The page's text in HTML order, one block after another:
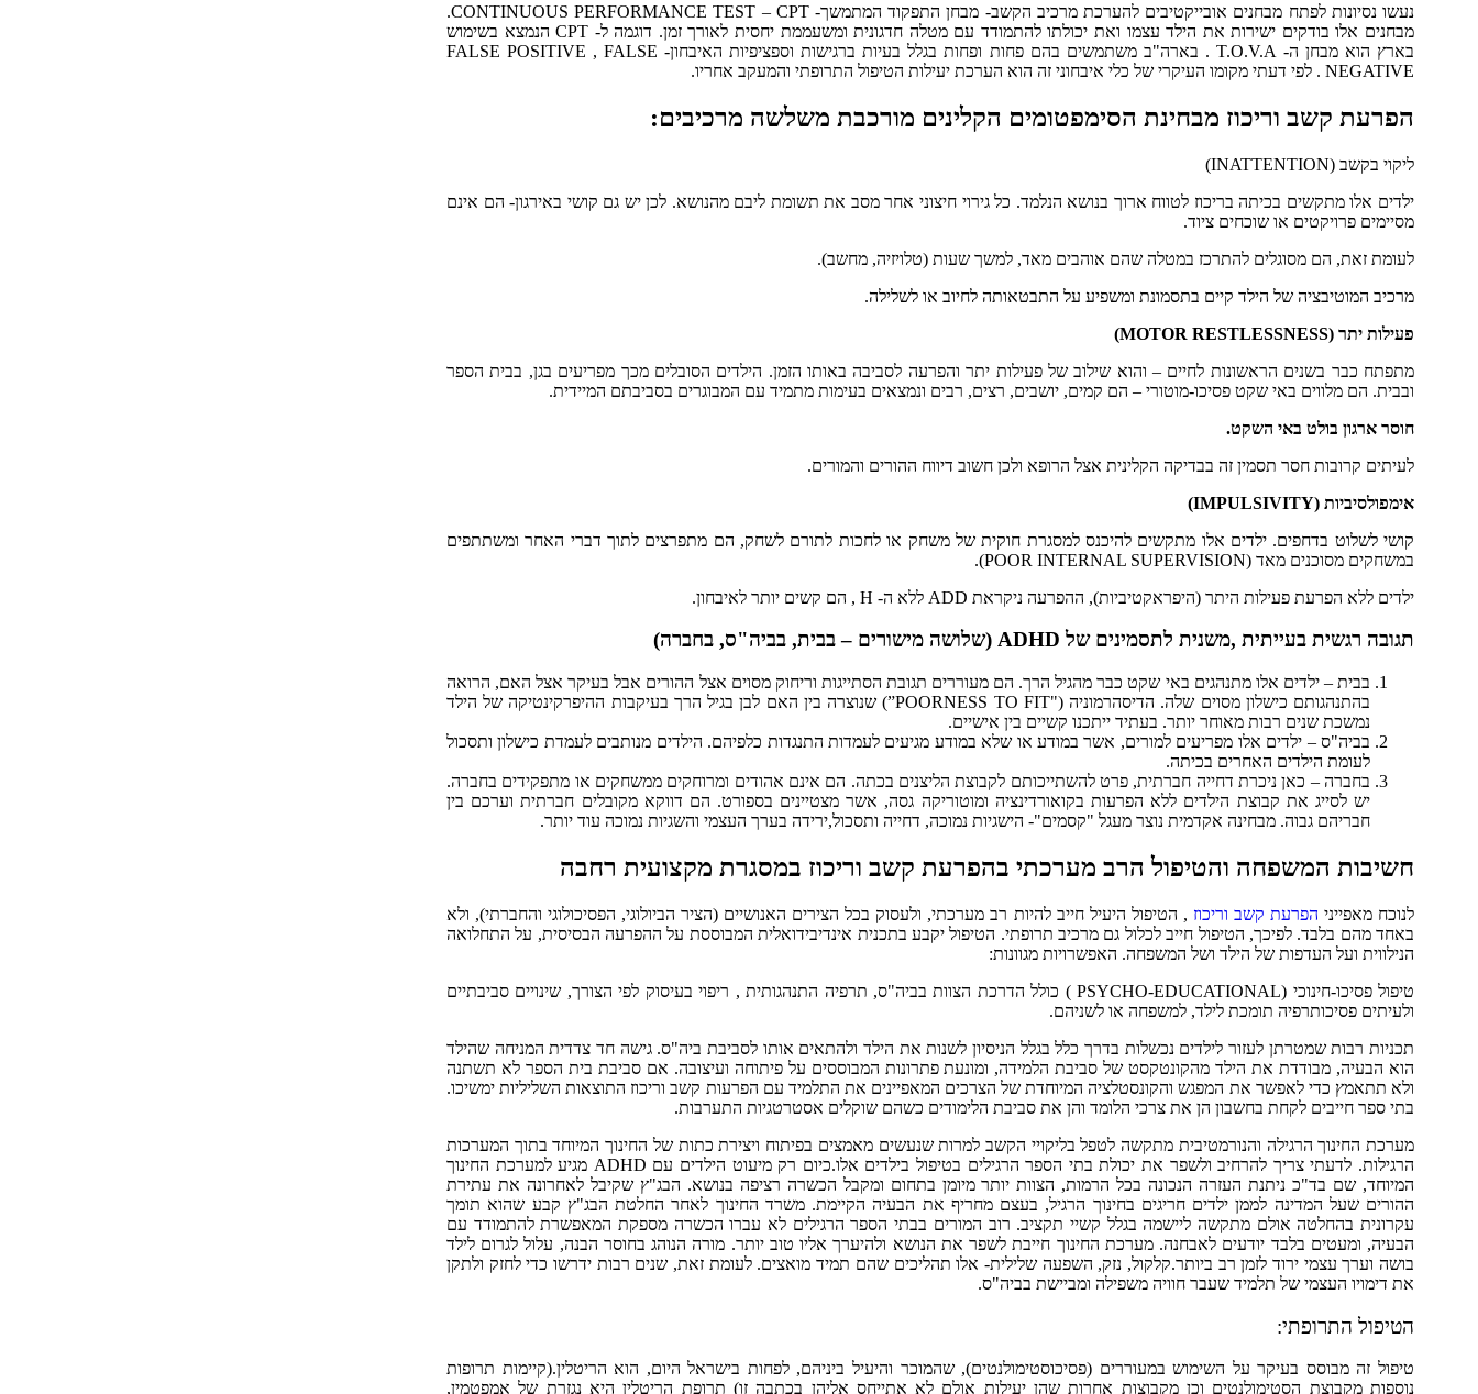
נעשו נסיונות לפתח מבחנים אובייקטיבים להערכת מרכיב הקשב- מבחן התפקוד המתמשך- CONTINUOUS PERFORMANCE TEST – CPT.
מבחנים אלו בודקים ישירות את הילד עצמו ואת יכולתו להתמודד עם מטלה חדגונית ומשעממת יחסית לאורך זמן. דוגמה ל- CPT הנמצא בשימוש
בארץ הוא מבחן ה- T.O.V.A . בארה"ב משתמשים בהם פחות ופחות בגלל בעיות ברגישות וספציפיות האיבחון- FALSE POSITIVE , FALSE
NEGATIVE . לפי דעתי מקומו העיקרי של כלי איבחוני זה הוא הערכת יעילות הטיפול התרופתי והמעקב אחריו.
הפרעת קשב וריכוז מבחינת הסימפטומים הקלינים מורכבת משלשה מרכיבים:
ליקוי בקשב (INATTENTION)
ילדים אלו מתקשים בכיתה בריכוז לטווח ארוך בנושא הנלמד. כל גירוי חיצוני אחר מסב את תשומת ליבם מהנושא. לכן יש גם קושי באירגון- הם אינם
מסיימים פרויקטים או שוכחים ציוד.
לעומת זאת, הם מסוגלים להתרכז במטלה שהם אוהבים מאד, למשך שעות (טלויזיה, מחשב).
מרכיב המוטיבציה של הילד קיים בתסמונת ומשפיע על התבטאותה לחיוב או לשלילה.
פעילות יתר (MOTOR RESTLESSNESS)
מתפתח כבר בשנים הראשונות לחיים – והוא שילוב של פעילות יתר והפרעה לסביבה באותו הזמן. הילדים הסובלים מכך מפריעים בגן, בבית הספר
ובבית. הם מלווים באי שקט פסיכו-מוטורי – הם קמים, יושבים, רצים, רבים ונמצאים בעימות מתמיד עם המבוגרים בסביבתם המיידית.
חוסר ארגון בולט באי השקט.
לעיתים קרובות חסר תסמין זה בבדיקה הקלינית אצל הרופא ולכן חשוב דיווח ההורים והמורים.
אימפולסיביות (IMPULSIVITY)
קושי לשלוט בדחפים. ילדים אלו מתקשים להיכנס למסגרת חוקית של משחק או לחכות לתורם לשחק, הם מתפרצים לתוך דברי האחר ומשתתפים
במשחקים מסוכנים מאד (POOR INTERNAL SUPERVISION).
ילדים ללא הפרעת פעילות היתר (היפראקטיביות), ההפרעה ניקראת ADD ללא ה- H , הם קשים יותר לאיבחון.
תגובה רגשית בעייתית ,משנית לתסמינים של ADHD (שלושה מישורים – בבית, בביה"ס, בחברה)
בבית – ילדים אלו מתנהגים באי שקט כבר מהגיל הרך. הם מעוררים תגובת הסתייגות וריחוק מסוים אצל ההורים אבל בעיקר אצל האם, הרואה
בהתנהגותם כישלון מסוים שלה. הדיסהרמוניה ("POORNESS TO FIT”) שנוצרה בין האם לבן בגיל הרך בעיקבות ההיפרקינטיקה של הילד
נמשכת שנים רבות מאוחר יותר. בעתיד ייתכנו קשיים בין אישיים.
בביה"ס – ילדים אלו מפריעים למורים, אשר במודע או שלא במודע מגיעים לעמדות התנגדות כלפיהם. הילדים מנותבים לעמדת כישלון ותסכול
לעומת הילדים האחרים בכיתה.
בחברה – כאן ניכרת דחייה חברתית, פרט להשתייכותם לקבוצת הליצנים בכתה. הם אינם אהודים ומרוחקים ממשחקים או מתפקידים בחברה.
יש לסייג את קבוצת הילדים ללא הפרעות בקואורדינציה ומוטוריקה גסה, אשר מצטיינים בספורט. הם דווקא מקובלים חברתית וערכם בין
חבריהם גבוה. מבחינה אקדמית נוצר מעגל "קסמים"- הישגיות נמוכה, דחייה ותסכול,ירידה בערך העצמי והשגיות נמוכה עוד יותר.
חשיבות המשפחה והטיפול הרב מערכתי בהפרעת קשב וריכוז במסגרת מקצועית רחבה
לנוכח מאפייני הפרעת קשב וריכוז , הטיפול היעיל חייב להיות רב מערכתי, ולעסוק בכל הצירים האנושיים (הציר הביולוגי, הפסיכולוגי והחברתי), ולא
באחד מהם בלבד. לפיכך, הטיפול חייב לכלול גם מרכיב תרופתי. הטיפול יקבע בתכנית אינדיבידואלית המבוססת על ההפרעה הבסיסית, על התחלואה
הנילווית ועל העדפות של הילד ושל המשפחה. האפשרויות מגוונות:
טיפול פסיכו-חינוכי (PSYCHO-EDUCATIONAL ) כולל הדרכת הצוות בביה"ס, תרפיה התנהגותית , ריפוי בעיסוק לפי הצורך, שינויים סביבתיים
ולעיתים פסיכותרפיה תומכת לילד, למשפחה או לשניהם.
תכניות רבות שמטרתן לעזור לילדים נכשלות בדרך כלל בגלל הניסיון לשנות את הילד ולהתאים אותו לסביבת ביה"ס. גישה חד צדדית המניחה שהילד
הוא הבעיה, מבודדת את הילד מהקונטקסט של סביבת הלמידה, ומונעת פתרונות המבוססים על פיתוחה ועיצובה. אם סביבת בית הספר לא תשתנה
ולא תתאמץ כדי לאפשר את המפגש והקונסטלציה המיוחדת של הצרכים המאפיינים את התלמיד עם הפרעות קשב וריכוז התוצאות השליליות ימשיכו.
בתי ספר חייבים לקחת בחשבון הן את צרכי הלומד והן את סביבת הלימודים כשהם שוקלים אסטרטגיות התערבות.
מערכת החינוך הרגילה והנורמטיבית מתקשה לטפל בליקויי הקשב למרות שנעשים מאמצים בפיתוח ויצירת כתות של החינוך המיוחד בתוך המערכות
הרגילות. לדעתי צריך להרחיב ולשפר את יכולת בתי הספר הרגילים בטיפול בילדים אלו.כיום רק מיעוט הילדים עם ADHD מגיע למערכת החינוך
המיוחד, שם בד"כ ניתנת העזרה הנכונה בכל הרמות, הצוות יותר מיומן בתחום ומקבל הכשרה רציפה בנושא. הבג"ץ שקיבל לאחרונה את עתירת
ההורים שעל המדינה לממן ילדים חריגים בחינוך הרגיל, בעצם מחריף את הבעיה הקיימת. משרד החינוך לאחר החלטת הבג"ץ קבע שהוא תומך
עקרונית בהחלטה אולם מתקשה ליישמה בגלל קשיי תקציב. רוב המורים בבתי הספר הרגילים לא עברו הכשרה מספקת המאפשרת להתמודד עם
הבעיה, ומעטים בלבד יודעים לאבחנה. מערכת החינוך חייבת לשפר את הנושא ולהיערך אליו טוב יותר. מורה הנוהג בחוסר הבנה, עלול לגרום לילד
בושה וערך עצמי ירוד לזמן רב ביותר.קלקול, נזק, השפעה שלילית- אלו תהליכים שהם תמיד מואצים. לעומת זאת, שנים רבות ידרשו כדי לחזק ולתקן
את דימויו העצמי של תלמיד שעבר חוויה משפילה ומביישת בביה"ס.
הטיפול התרופתי:
טיפול זה מבוסס בעיקר על השימוש במעוררים (פסיכוסטימולנטים), שהמוכר והיעיל ביניהם, לפחות בישראל היום, הוא הריטלין.(קיימות תרופות
נוספות מקבוצת הסטימולנטים וכן מקבוצות אחרות שהן יעילות אולם לא אתייחס אליהן בכתבה זו) תרופת הריטלין היא נגזרת של אמפטמין,